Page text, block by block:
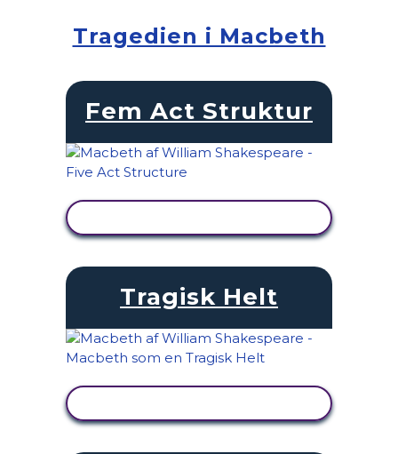
Tragedien i Macbeth
Fem Act Struktur
Tragisk Helt